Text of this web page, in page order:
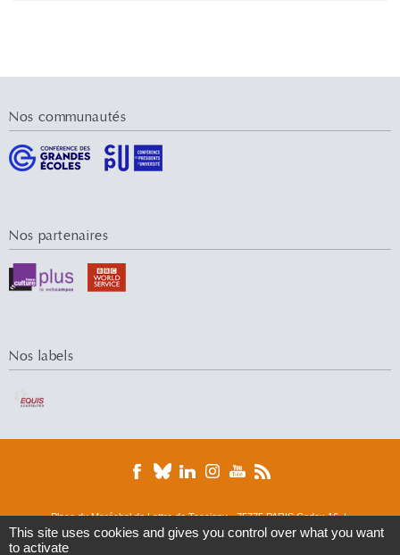
Nos communautés
Nos partenaires
Nos labels
Place du Maréchal de Lattre de Tassigny - 75775 PARIS Cedex 16 |
Tél. : 01 44 05 44 05 | Fax : 01 44 05 49 49
© 2016 Université Paris-Dauphine
This site uses cookies and gives you control over what you want
to activate